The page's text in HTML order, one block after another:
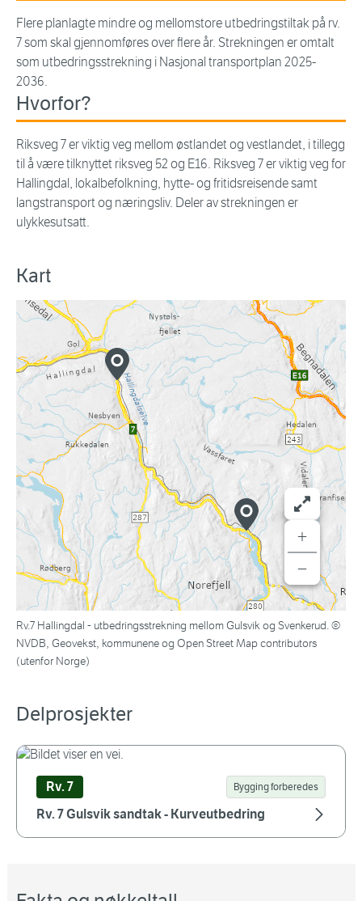
Flere planlagte mindre og mellomstore utbedringstiltak på rv.
7 som skal gjennomføres over flere år. Strekningen er omtalt
som utbedringsstrekning i Nasjonal transportplan 2025-
2036.
Hvorfor?
Riksveg 7 er viktig veg mellom østlandet og vestlandet, i tillegg
til å være tilknyttet riksveg 52 og E16. Riksveg 7 er viktig veg for
Hallingdal, lokalbefolkning, hytte- og fritidsreisende samt
langstransport og næringsliv. Deler av strekningen er
ulykkesutsatt.
Kart
+
−
Rv.7 Hallingdal - utbedringsstrekning mellom Gulsvik og Svenkerud. ©
NVDB, Geovekst, kommunene og Open Street Map contributors
(utenfor Norge)
Delprosjekter
Rv. 7 Bygging forberedes
Rv. 7 Gulsvik sandtak - Kurveutbedring